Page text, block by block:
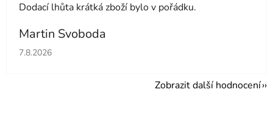
Dodací lhůta krátká zboží bylo v pořádku.
Martin Svoboda
Hodnocení obchodu je 5 z 5 hvězdiček.
7.8.2026
Zobrazit další hodnocení